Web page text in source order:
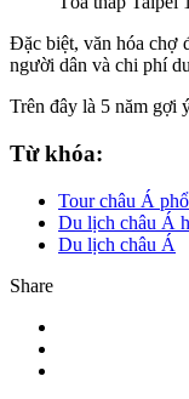
Đặc biệt, văn hóa chợ
người dân và chi phí
Trên đây là 5 năm gợi
Từ khóa:
Tour châu Á
Du lịch châu Á
Du lịch châu Á
Share